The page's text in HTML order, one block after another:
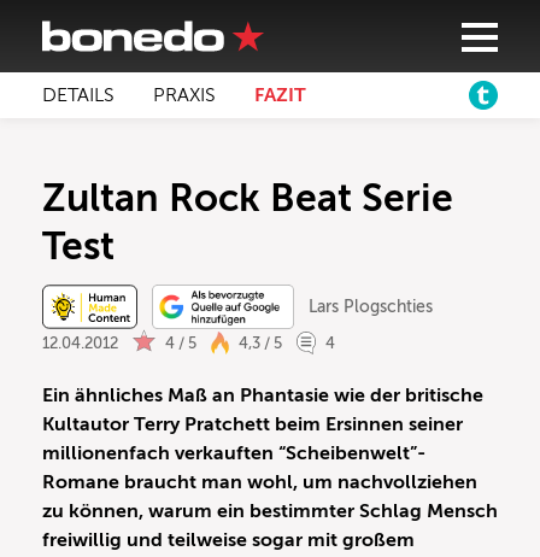
DETAILS PRAXIS FAZIT
Zultan Rock Beat Serie
Test
Lars Plogschties
12.04.2012 4 / 5 4,3 / 5 4
Ein ähnliches Maß an Phantasie wie der britische
Kultautor Terry Pratchett beim Ersinnen seiner
millionenfach verkauften “Scheibenwelt”-
Romane braucht man wohl, um nachvollziehen
zu können, warum ein bestimmter Schlag Mensch
freiwillig und teilweise sogar mit großem